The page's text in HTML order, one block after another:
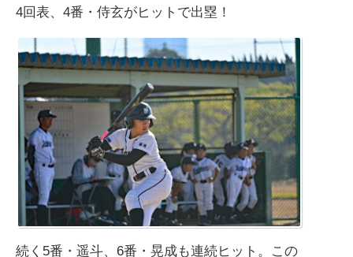
4回表、4番・侍玄がヒットで出塁！
続く5番・遥斗、6番・晃成も連続ヒット。この